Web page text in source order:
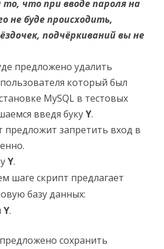
что при вводе пароля на
не буде происходить,
подчёркиваний вы не
предложено удалить
который был
MySQL в тестовых
введя букуY.
предложит запретить вход в
Y.
шаге скрипт предлагает
базу данных:
Y.
сохранить